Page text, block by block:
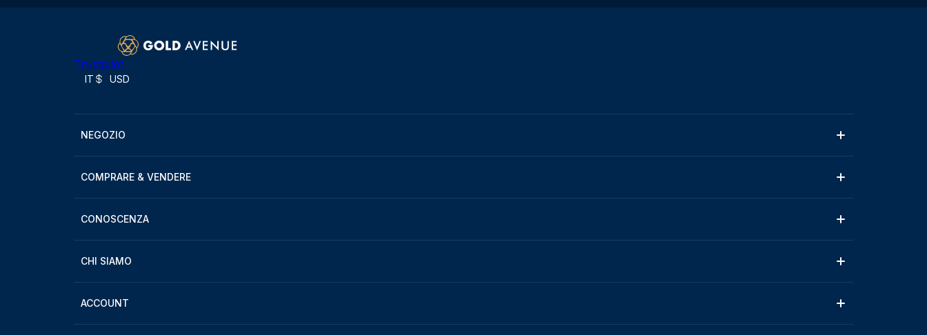
Trustpilot
IT USD
NEGOZIO
COMPRARE & VENDERE
CONOSCENZA
CHI SIAMO
ACCOUNT